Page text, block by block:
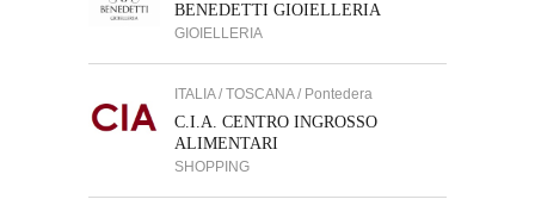
BENEDETTI GIOIELLERIA
GIOIELLERIA
ITALIA / TOSCANA / Pontedera
C.I.A. CENTRO INGROSSO
ALIMENTARI
SHOPPING